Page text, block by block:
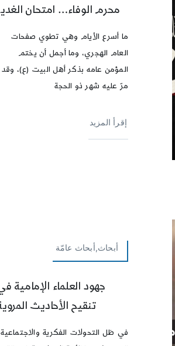
محرم الوفاء… امتحان
ما أسرع الأيام وهي تطوي صفحات
العام الهجري، وما أجمل أن يختم
المؤمن عامه بذكر أهل البيت (ع)، وقد
مرّ عليه شهر ذو الحجة
إقرأ المزيد
أبحاث,أبحاث عامّة
جهود العلماء الإمامية
تنقيح الأحاديث
في ظل التحولات الفكرية والاجتماعية